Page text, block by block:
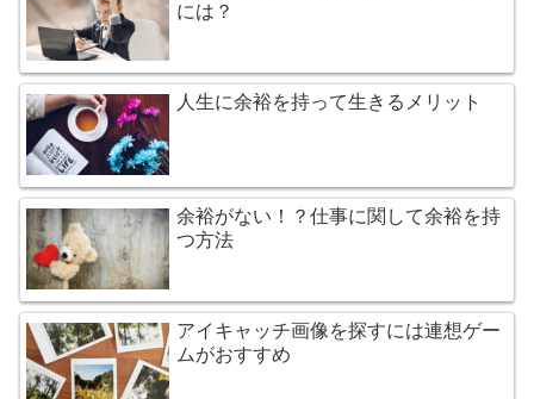
には？
人生に余裕を持って生きるメリット
余裕がない！？仕事に関して余裕を持
つ方法
アイキャッチ画像を探すには連想ゲー
ムがおすすめ